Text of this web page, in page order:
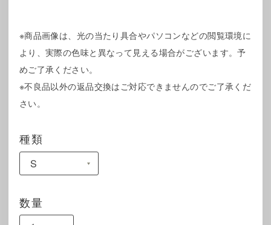
※商品画像は、光の当たり具合やパソコンなどの閲覧環境に
より、実際の色味と異なって見える場合がございます。予
めご了承ください。
※不良品以外の返品交換はご対応できませんのでご了承くだ
さい。
種類
数量